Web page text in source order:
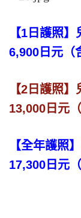
【1日護照
6,900日元（
【2日護照
13,000日元（
【全年護照
17,300日元（